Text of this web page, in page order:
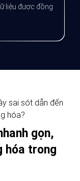
liệu được đồng
sai sót dẫn đến
hóa?
gọn,
hóa trong